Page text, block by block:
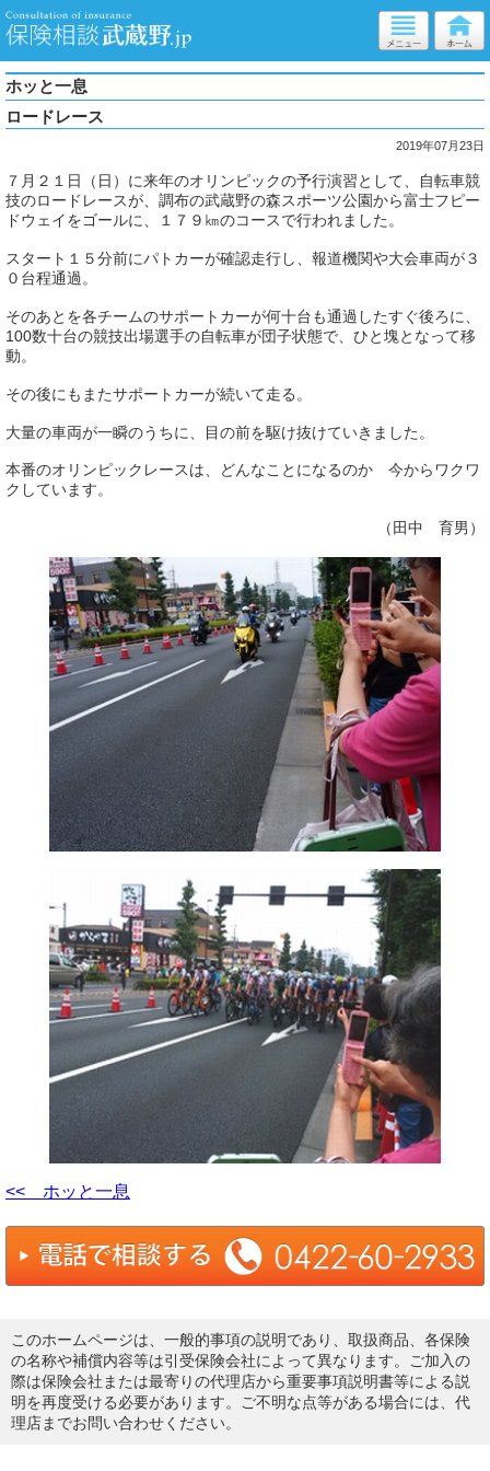
ホッと一息
ロードレース
2019年07月23日
７月２１日（日）に来年のオリンピックの予行演習として、自転車競
技のロードレースが、調布の武蔵野の森スポーツ公園から富士フピー
ドウェイをゴールに、１７９㎞のコースで行われました。
スタート１５分前にパトカーが確認走行し、報道機関や大会車両が３
０台程通過。
そのあとを各チームのサポートカーが何十台も通過したすぐ後ろに、
100数十台の競技出場選手の自転車が団子状態で、ひと塊となって移
動。
その後にもまたサポートカーが続いて走る。
大量の車両が一瞬のうちに、目の前を駆け抜けていきました。
本番のオリンピックレースは、どんなことになるのか 今からワクワ
クしています。
（田中 育男）
<< ホッと一息
このホームページは、一般的事項の説明であり、取扱商品、各保険
の名称や補償内容等は引受保険会社によって異なります。ご加入の
際は保険会社または最寄りの代理店から重要事項説明書等による説
明を再度受ける必要があります。ご不明な点等がある場合には、代
理店までお問い合わせください。